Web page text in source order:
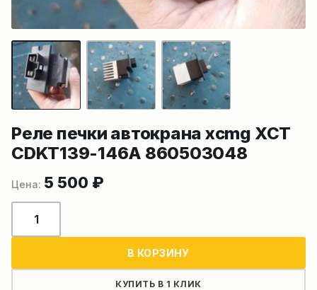
Реле печки автокрана xcmg ХСТ
CDKT139-146A 860503048
5 500 ₽
товара
В КОРЗИНУ
КУПИТЬ В 1 КЛИК